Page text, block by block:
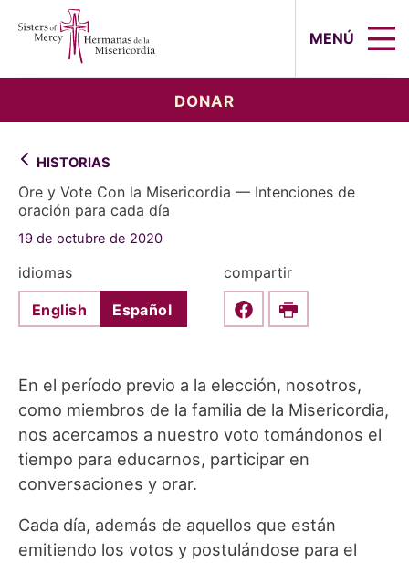
MENÚ
DONAR
HISTORIAS
Ore y Vote Con la Misericordia — Intenciones de
oración para cada día
19 de octubre de 2020
idiomas
English Español
compartir
Share this on Facebook
Print
En el período previo a la elección, nosotros,
como miembros de la familia de la Misericordia,
nos acercamos a nuestro voto tomándonos el
tiempo para educarnos, participar en
conversaciones y orar.
Cada día, además de aquellos que están
emitiendo los votos y postulándose para el